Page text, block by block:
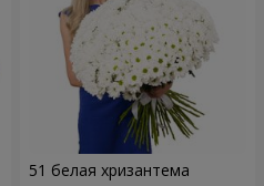
51 белая хризантема